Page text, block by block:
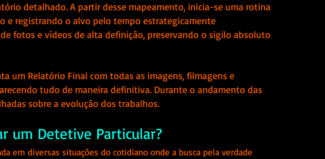
detalhado. A partir desse mapeamento, inicia-se uma rotina
e registrando o alvo pelo tempo estrategicamente
fotos e vídeos de alta definição, preservando o sigilo absoluto
um Relatório Final com todas as imagens, filmagens e
tudo de maneira definitiva. Durante o andamento das
sobre a evolução dos trabalhos.
um Detetive Particular?
em diversas situações do cotidiano onde a busca pela verdade